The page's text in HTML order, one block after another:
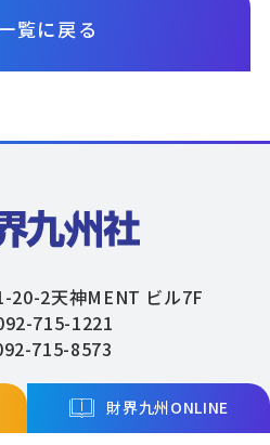
覧に戻る
財界九州ONLINE
20-2天神MENT ビル7F
715-1221
715-8573
Co,.Ltd. All Rights Reserved.